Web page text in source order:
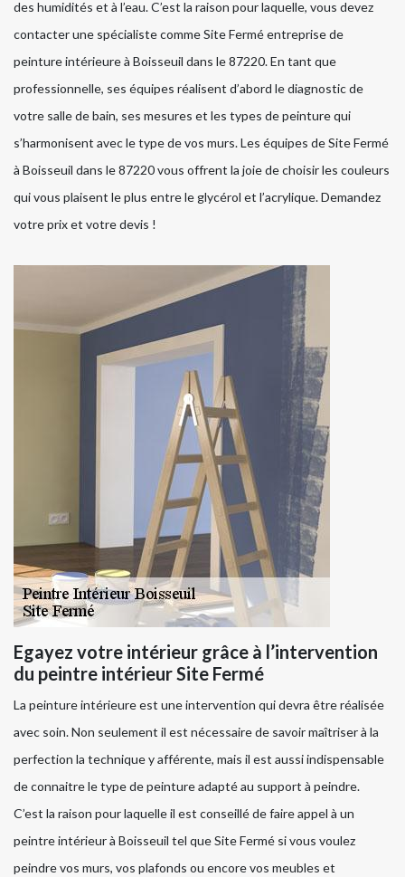
des humidités et à l’eau. C’est la raison pour laquelle, vous devez
contacter une spécialiste comme Site Fermé entreprise de
peinture intérieure à Boisseuil dans le 87220. En tant que
professionnelle, ses équipes réalisent d’abord le diagnostic de
votre salle de bain, ses mesures et les types de peinture qui
s’harmonisent avec le type de vos murs. Les équipes de Site Fermé
à Boisseuil dans le 87220 vous offrent la joie de choisir les couleurs
qui vous plaisent le plus entre le glycérol et l’acrylique. Demandez
votre prix et votre devis !
Egayez votre intérieur grâce à l’intervention
du peintre intérieur Site Fermé
La peinture intérieure est une intervention qui devra être réalisée
avec soin. Non seulement il est nécessaire de savoir maîtriser à la
perfection la technique y afférente, mais il est aussi indispensable
de connaitre le type de peinture adapté au support à peindre.
C’est la raison pour laquelle il est conseillé de faire appel à un
peintre intérieur à Boisseuil tel que Site Fermé si vous voulez
peindre vos murs, vos plafonds ou encore vos meubles et